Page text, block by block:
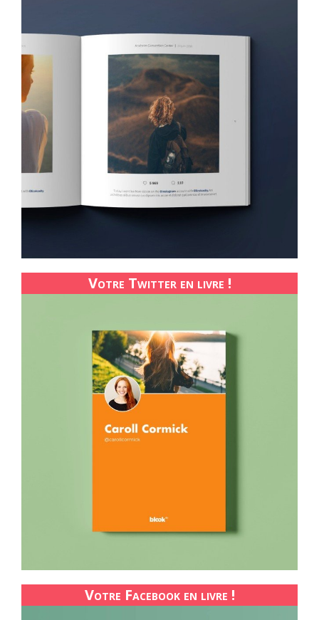
Votre Twitter en livre !
Votre Facebook en livre !